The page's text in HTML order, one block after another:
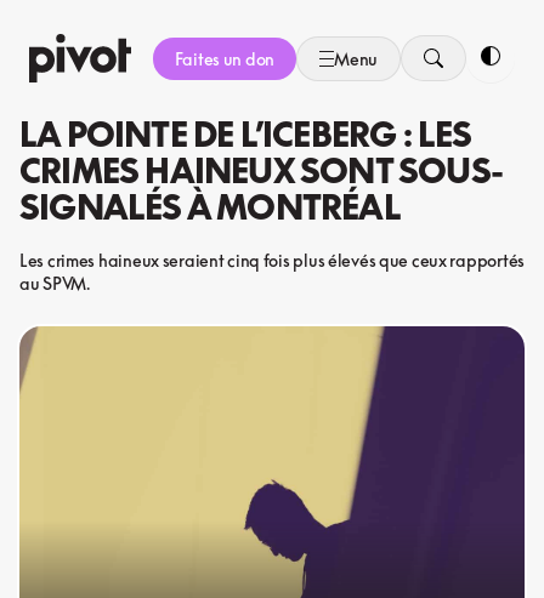
au
contenu
Faites un don Menu
LA POINTE DE L’ICEBERG : LES
CRIMES HAINEUX SONT SOUS-
SIGNALÉS À MONTRÉAL
Les crimes haineux seraient cinq fois plus élevés que ceux rapportés
au SPVM.